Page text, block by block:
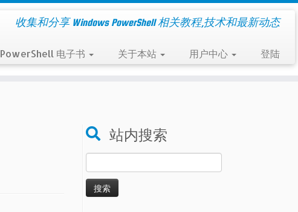
收集和分享 Windows PowerShell 相关教程,技术和最新动态
PowerShell 电子书 关于本站 用户中心 登陆
站内搜索
索：